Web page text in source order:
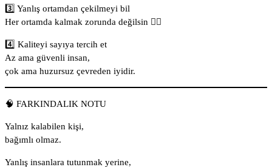
3️⃣ Yanlış ortamdan çekilmeyi bil
Her ortamda kalmak zorunda değilsin 🚶‍♂️
4️⃣ Kaliteyi sayıya tercih et
Az ama güvenli insan,
çok ama huzursuz çevreden iyidir.
🧠 FARKINDALIK NOTU
Yalnız kalabilen kişi,
bağımlı olmaz.
Yanlış insanlara tutunmak yerine,